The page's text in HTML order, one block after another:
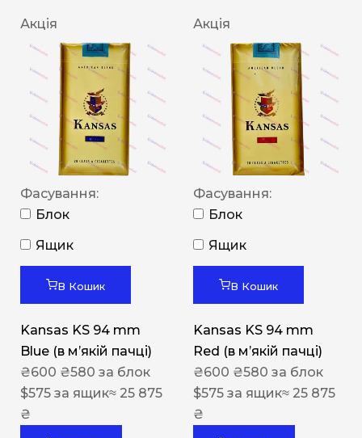
Акція
Фасування:
Блок
Ящик
В Кошик
Kansas KS 94 mm
Blue (в мʼякій пачці)
₴600 ₴580 за блок
$575 за ящик≈ 25 875
₴
Акція
Фасування:
Блок
Ящик
В Кошик
Kansas KS 94 mm
Red (в мʼякій пачці)
₴600 ₴580 за блок
$575 за ящик≈ 25 875
₴